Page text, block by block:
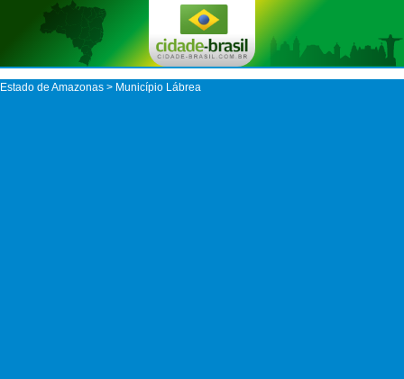
Estado de Amazonas > Município Lábrea